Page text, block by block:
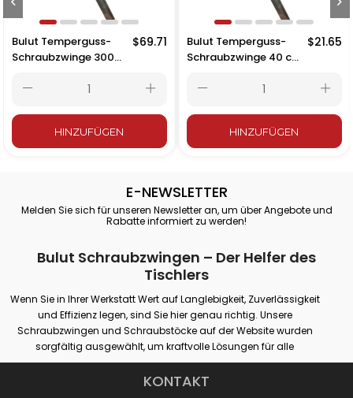
Bulut Temperguss-
Schraubzwinge 300
mit Holzgriff
$69.71
HINZUFÜGEN
Bulut Temperguss-
Schraubzwinge 40 cm
Holzgriff
$21.65
HINZUFÜGEN
E-NEWSLETTER
Melden Sie sich für unseren Newsletter an, um über Angebote und
Rabatte informiert zu werden!
Bulut Schraubzwingen – Der Helfer des
Tischlers
Wenn Sie in Ihrer Werkstatt Wert auf Langlebigkeit, Zuverlässigkeit
und Effizienz legen, sind Sie hier genau richtig. Unsere
Schraubzwingen und Schraubstöcke auf der Website wurden
sorgfältig ausgewählt, um kraftvolle Lösungen für alle
professionellen oder Hobby-Spannanforderungen zu bieten.
Unsere Produkte bieten festen Halt auf verschiedenen Oberflächen
KONTAKT